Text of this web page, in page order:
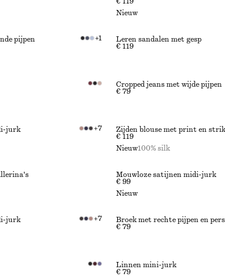
Nieuw
pijpen
+1
Leren sandalen met gesp
€ 119
Cropped jeans met wijde pijpen
€ 79
jurk
+7
Zijden blouse met print en
€ 119
Nieuw100% silk
Mouwloze satijnen midi-jurk
€ 99
Nieuw
jurk
+7
Broek met rechte pijpen en
€ 79
Linnen mini-jurk
€ 79